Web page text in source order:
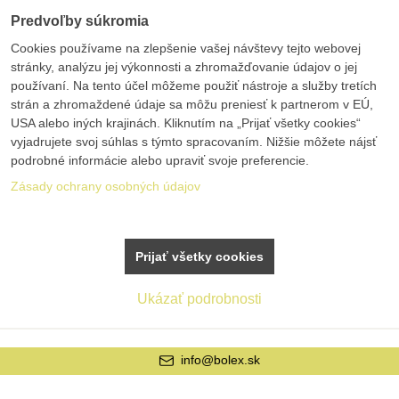
info@bolex.sk
Predvoľby súkromia
Cookies používame na zlepšenie vašej návštevy tejto webovej
stránky, analýzu jej výkonnosti a zhromažďovanie údajov o jej
používaní. Na tento účel môžeme použiť nástroje a služby tretích
strán a zhromaždené údaje sa môžu preniesť k partnerom v EÚ,
USA alebo iných krajinách. Kliknutím na „Prijať všetky cookies“
vyjadrujete svoj súhlas s týmto spracovaním. Nižšie môžete nájsť
podrobné informácie alebo upraviť svoje preferencie.
Zásady ochrany osobných údajov
Ukázať podrobnosti
Prijať všetky cookies